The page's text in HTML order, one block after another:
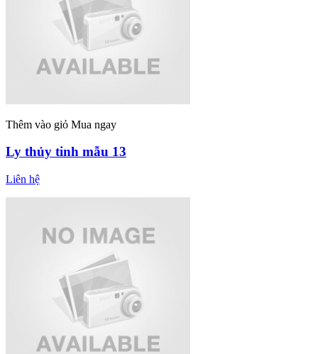
Thêm vào giỏ Mua ngay
Ly thủy tinh mẫu 13
Liên hệ